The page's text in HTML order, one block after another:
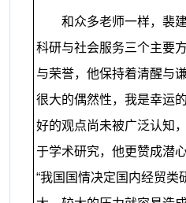
和众多老师一样，裴
科研与社会服务三个主要
与荣誉，他保持着清醒与
很大的偶然性，我是幸运
好的观点尚未被广泛认知
于学术研究，他更赞成潜
“我国国情决定国内经贸类